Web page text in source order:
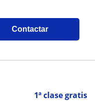
Contactar
1ª clase gratis